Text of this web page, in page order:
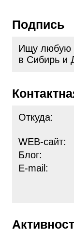
Подпись
Ищу любую
в Сибирь и
Откуда:
WEB-сайт:
Блог:
E-mail: